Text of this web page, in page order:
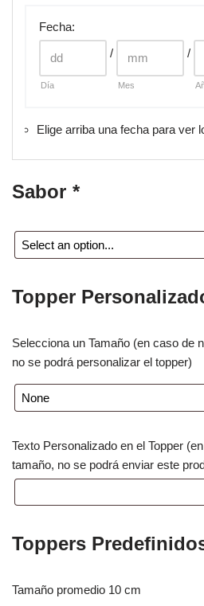
Fecha:
Día
/
Mes
/
Elige arriba una fecha para ver
Sabor *
Topper
Selecciona un Tamaño (en caso de
no se podrá personalizar el topper)
Texto Personalizado en el Topper
tamaño, no se podrá enviar este
Toppers
Tamaño promedio 10 cm